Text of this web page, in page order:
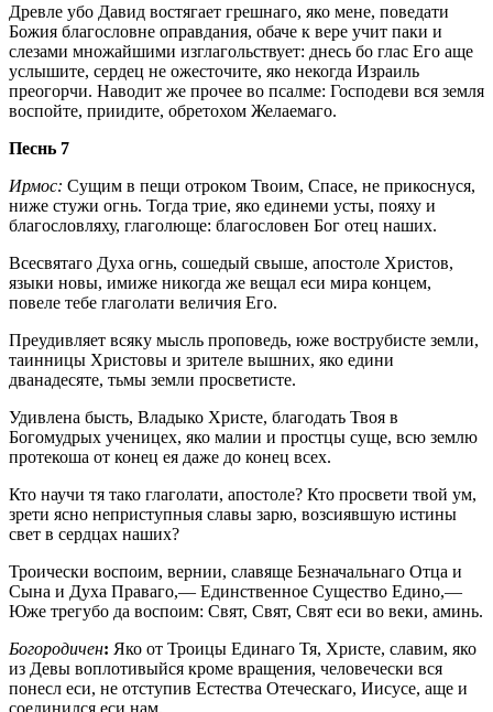
Древле убо Давид востягает грешнаго, яко мене, поведати
Божия благословне оправдания, обаче к вере учит паки и
слезами множайшими изглагольствует: днесь бо глас Его аще
услышите, сердец не ожесточите, яко некогда Израиль
преогорчи. Наводит же прочее во псалме: Господеви вся земля
воспойте, приидите, обретохом Желаемаго.
Песнь 7
Ирмос: Сущим в пещи отроком Твоим, Спасе, не прикоснуся,
ниже стужи огнь. Тогда трие, яко единеми усты, пояху и
благословляху, глаголюще: благословен Бог отец наших.
Всесвятаго Духа огнь, сошедый свыше, апостоле Христов,
языки новы, имиже никогда же вещал еси мира концем,
повеле тебе глаголати величия Его.
Преудивляет всяку мысль проповедь, юже вострубисте земли,
таинницы Христовы и зрителе вышних, яко едини
дванадесяте, тьмы земли просветисте.
Удивлена бысть, Владыко Христе, благодать Твоя в
Богомудрых ученицех, яко малии и простцы суще, всю землю
протекоша от конец ея даже до конец всех.
Кто научи тя тако глаголати, апостоле? Кто просвети твой ум,
зрети ясно неприступныя славы зарю, возсиявшую истины
свет в сердцах наших?
Троически воспоим, вернии, славяще Безначальнаго Отца и
Сына и Духа Праваго,— Единственное Существо Едино,—
Юже трегубо да воспоим: Свят, Свят, Свят еси во веки, аминь.
Богородичен: Яко от Троицы Единаго Тя, Христе, славим, яко
из Девы воплотивыйся кроме вращения, человечески вся
понесл еси, не отступив Естества Отеческаго, Иисусе, аще и
соединился еси нам.